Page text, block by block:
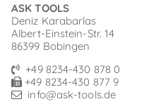
ASK TOOLS
Deniz Karabarlas
Albert-Einstein-Str. 14
86399 Bobingen
+49 8234-430 878 0
+49 8234-430 877 9
info@ask-tools.de